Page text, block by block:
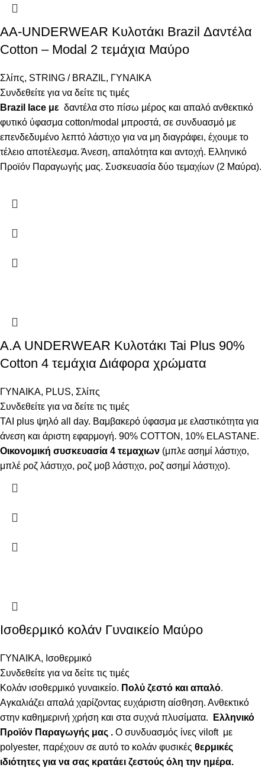
AA-UNDERWEAR Κυλοτάκι Brazil Δαντέλα
Cotton – Modal 2 τεμάχια Μαύρο
Σλίπς, STRING / BRAZIL, ΓΥΝΑΙΚΑ
Συνδεθείτε για να δείτε τις τιμές
Brazil lace με δαντέλα στο πίσω μέρος και απαλό ανθεκτικό
φυτικό ύφασμα cotton/modal μπροστά, σε συνδυασμό με
επενδεδυμένο λεπτό λάστιχο για να μη διαγράφει, έχουμε το
τέλειο αποτέλεσμα. Άνεση, απαλότητα και αντοχή. Ελληνικό
Προϊόν Παραγωγής μας. Συσκευασία δύο τεμαχίων (2 Μαύρα).
Α.A UNDERWEAR Κυλοτάκι Tai Plus 90%
Cotton 4 τεμάχια Διάφορα χρώματα
ΓΥΝΑΙΚΑ, PLUS, Σλίπς
Συνδεθείτε για να δείτε τις τιμές
ΤΑΙ plus ψηλό all day. Βαμβακερό ύφασμα με ελαστικότητα για
άνεση και άριστη εφαρμογή. 90% COTTON, 10% ELASTANΕ.
Οικονομική συσκευασία 4 τεμαχιων (μπλε ασημί λάστιχο,
μπλέ ροζ λάστιχο, ροζ μοβ λάστιχο, ροζ ασημί λάστιχο).
Ισοθερμικό κολάν Γυναικείο Μαύρο
ΓΥΝΑΙΚΑ, Ισοθερμικό
Συνδεθείτε για να δείτε τις τιμές
Κολάν ισοθερμικό γυναικείο. Πολύ ζεστό και απαλό.
Αγκαλιάζει απαλά χαρίζοντας ευχάριστη αίσθηση. Ανθεκτικό
στην καθημερινή χρήση και στα συχνά πλυσίματα.
Ελληνικό
Προϊόν Παραγωγής μας . Ο συνδυασμός ίνες viloft με
polyester, παρέχουν σε αυτό το κολάν φυσικές θερμικές
ιδιότητες για να σας κρατάει ζεστούς όλη την ημέρα.